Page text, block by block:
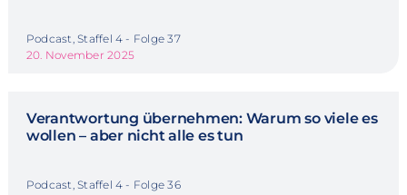
Podcast, Staffel 4 - Folge 37
20. November 2025
Verantwortung übernehmen: Warum so viele es
wollen – aber nicht alle es tun
Podcast, Staffel 4 - Folge 36